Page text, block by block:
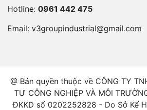
Hotline: 0961 442 475
Email: v3groupindustrial@gmail.com
@ Bản quyền thuộc về CÔNG TY
TƯ CÔNG NGHIỆP VÀ MÔI
ĐKKD số 0202252828 - Do Sở Kế